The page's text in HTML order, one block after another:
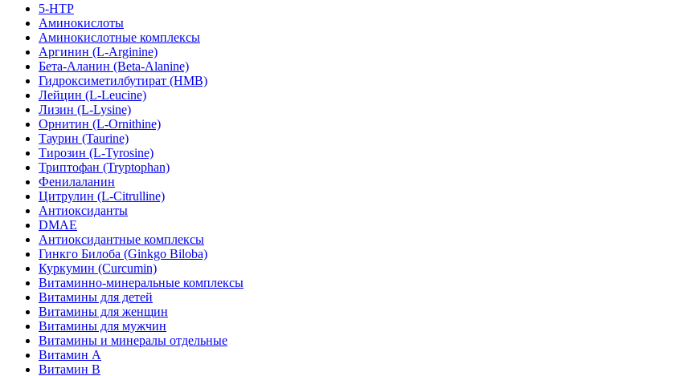
5-HTP
Аминокислоты
Аминокислотные комплексы
Аргинин (L-Arginine)
Бета-Аланин (Beta-Alanine)
Гидроксиметилбутират (HMB)
Лейцин (L-Leucine)
Лизин (L-Lysine)
Орнитин (L-Ornithine)
Таурин (Taurine)
Тирозин (L-Tyrosine)
Триптофан (Tryptophan)
Фенилаланин
Цитрулин (L-Citrulline)
Антиоксиданты
DMAE
Антиоксидантные комплексы
Гинкго Билоба (Ginkgo Biloba)
Куркумин (Curcumin)
Витаминно-минеральные комплексы
Витамины для детей
Витамины для женщин
Витамины для мужчин
Витамины и минералы отдельные
Витамин A
Витамин B